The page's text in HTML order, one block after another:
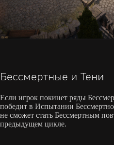
Бессмертные и Тени
Если игрок покинет ряды
победит в Испытании
не сможет стать Бессмертным
предыдущем цикле.